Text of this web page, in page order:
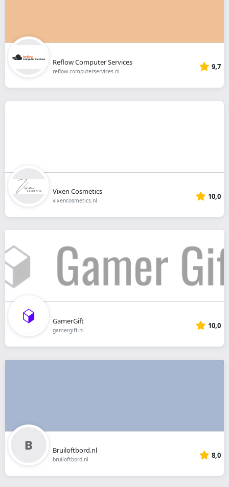
Reflow Computer Services
reflow-computerservices.nl 9,7
Vixen Cosmetics
vixencosmetics.nl 10,0
GamerGift
gamergift.nl 10,0
Bruiloftbord.nl
bruiloftbord.nl 8,0